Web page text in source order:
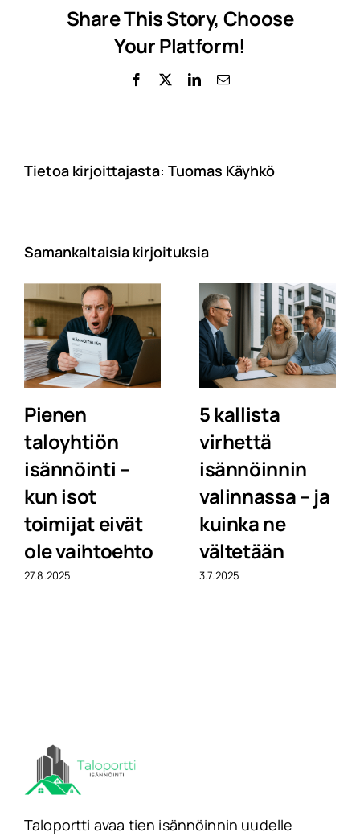
Share This Story, Choose
Your Platform!
Facebook LinkedInSähköposti
Tietoa kirjoittajasta: Tuomas Käyhkö
Samankaltaisia kirjoituksia
Pienen
taloyhtiön
isännöinti –
kun isot
toimijat eivät
ole vaihtoehto
27.8.2025
5 kallista
virhettä
isännöinnin
valinnassa – ja
kuinka ne
vältetään
3.7.2025
Taloportti avaa tien isännöinnin uudelle